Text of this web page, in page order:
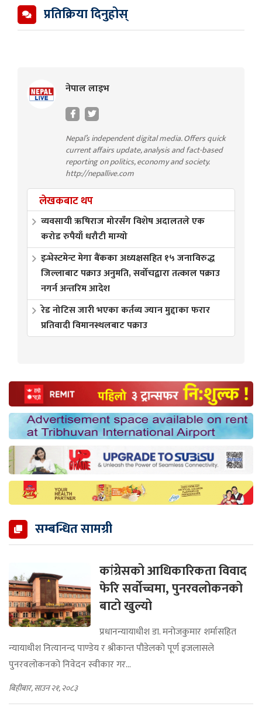
प्रतिक्रिया दिनुहोस्
नेपाल लाइभ
Nepal’s independent digital media. Offers quick
current affairs update, analysis and fact-based
reporting on politics, economy and society.
http://nepallive.com
लेखकबाट थप
व्यवसायी ऋषिराज मोरसँग विशेष अदालतले एक
करोड रुपैयाँ धरौटी माग्यो
इन्भेस्टमेन्ट मेगा बैंकका अध्यक्षसहित १५ जनाविरुद्ध
जिल्लाबाट पक्राउ अनुमति, सर्वोचद्वारा तत्काल पक्राउ
नगर्न अन्तरिम आदेश
रेड नोटिस जारी भएका कर्तव्य ज्यान मुद्दाका फरार
प्रतिवादी विमानस्थलबाट पक्राउ
सम्बन्धित सामग्री
कांग्रेसको आधिकारिकता विवाद
फेरि सर्वोच्चमा, पुनरवलोकनको
बाटो खुल्यो
प्रधानन्यायाधीश डा. मनोजकुमार शर्मासहित
न्यायाधीश नित्यानन्द पाण्डेय र श्रीकान्त पौडेलको पूर्ण इजलासले
पुनरवलोकनको निवेदन स्वीकार गर...
बिहीबार, साउन २१, २०८३